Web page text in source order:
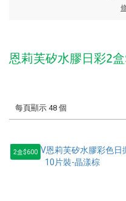
恩莉芙矽水膠日彩2
每頁顯示 48 個
2盒$600